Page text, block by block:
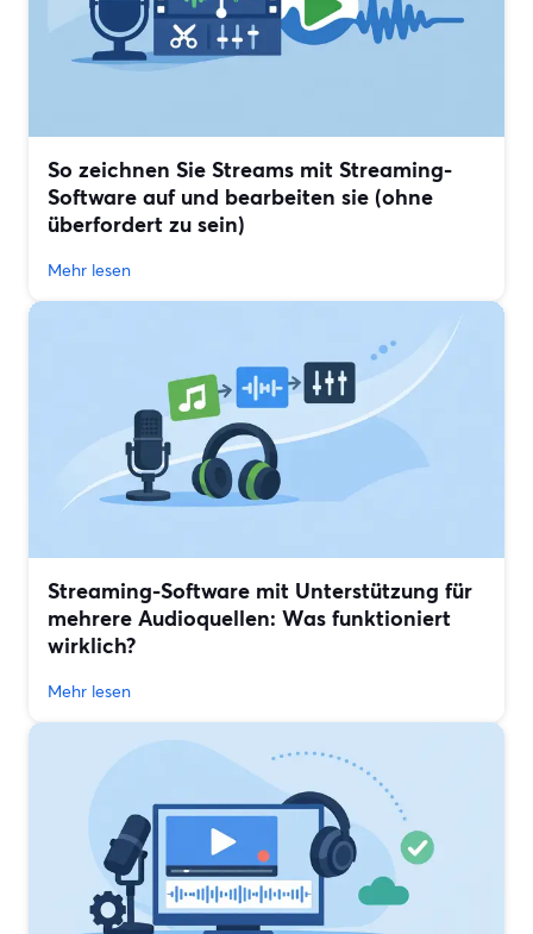
So zeichnen Sie Streams mit Streaming-
Software auf und bearbeiten sie (ohne
überfordert zu sein)
Mehr lesen
Streaming-Software mit Unterstützung für
mehrere Audioquellen: Was funktioniert
wirklich?
Mehr lesen